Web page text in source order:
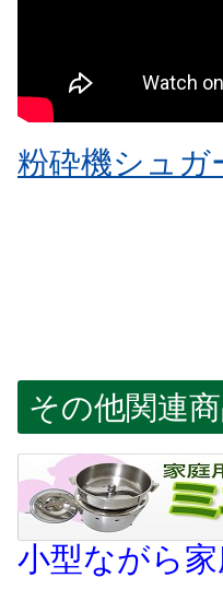
粉砕機シュ
その他関連
小型ながら